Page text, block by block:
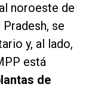
noroeste de
se
y, al lado,
está
de